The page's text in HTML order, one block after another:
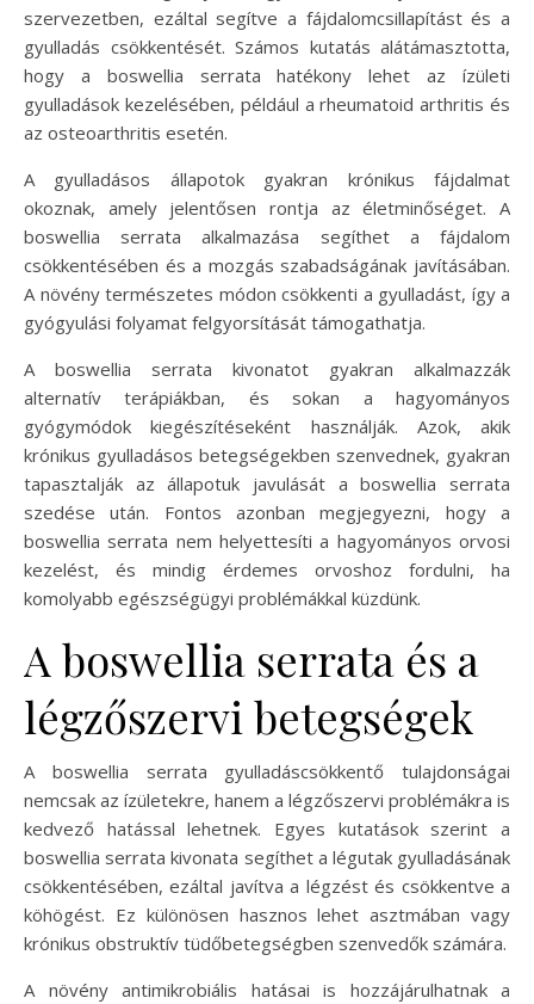
szervezetben, ezáltal segítve a fájdalomcsillapítást és a
gyulladás csökkentését. Számos kutatás alátámasztotta,
hogy a boswellia serrata hatékony lehet az ízületi
gyulladások kezelésében, például a rheumatoid arthritis és
az osteoarthritis esetén.
A gyulladásos állapotok gyakran krónikus fájdalmat
okoznak, amely jelentősen rontja az életminőséget. A
boswellia serrata alkalmazása segíthet a fájdalom
csökkentésében és a mozgás szabadságának javításában.
A növény természetes módon csökkenti a gyulladást, így a
gyógyulási folyamat felgyorsítását támogathatja.
A boswellia serrata kivonatot gyakran alkalmazzák
alternatív terápiákban, és sokan a hagyományos
gyógymódok kiegészítéseként használják. Azok, akik
krónikus gyulladásos betegségekben szenvednek, gyakran
tapasztalják az állapotuk javulását a boswellia serrata
szedése után. Fontos azonban megjegyezni, hogy a
boswellia serrata nem helyettesíti a hagyományos orvosi
kezelést, és mindig érdemes orvoshoz fordulni, ha
komolyabb egészségügyi problémákkal küzdünk.
A boswellia serrata és a
légzőszervi betegségek
A boswellia serrata gyulladáscsökkentő tulajdonságai
nemcsak az ízületekre, hanem a légzőszervi problémákra is
kedvező hatással lehetnek. Egyes kutatások szerint a
boswellia serrata kivonata segíthet a légutak gyulladásának
csökkentésében, ezáltal javítva a légzést és csökkentve a
köhögést. Ez különösen hasznos lehet asztmában vagy
krónikus obstruktív tüdőbetegségben szenvedők számára.
A növény antimikrobiális hatásai is hozzájárulhatnak a